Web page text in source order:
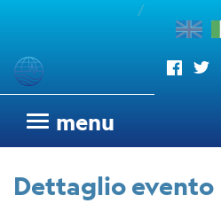
/
menu
Sismogrammi
sismometrica
OGS
Dettaglio evento